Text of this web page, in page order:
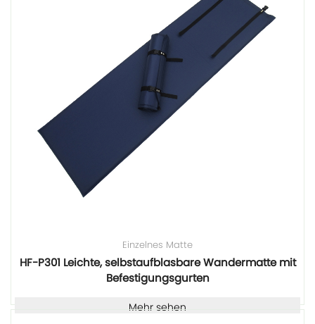
Einzelnes Matte
HF-P301 Leichte, selbstaufblasbare Wandermatte mit
Befestigungsgurten
Mehr sehen